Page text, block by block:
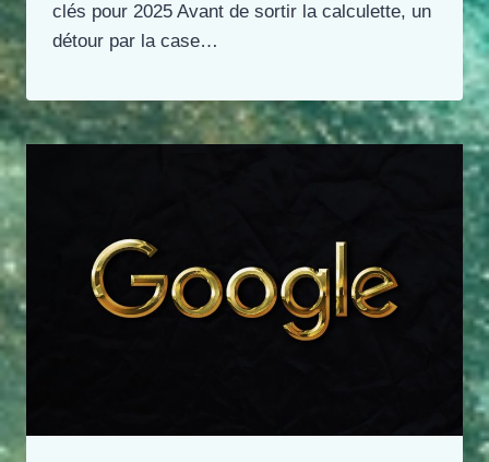
clés pour 2025 Avant de sortir la calculette, un
détour par la case…